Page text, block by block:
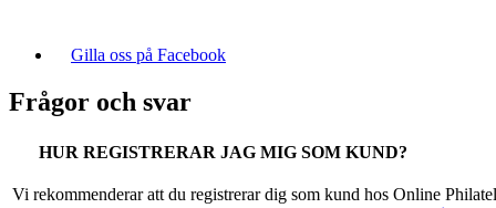
Gilla oss på Facebook
Frågor och svar
HUR REGISTRERAR JAG MIG SOM KUND?
Vi rekommenderar att du registrerar dig som kund hos Online